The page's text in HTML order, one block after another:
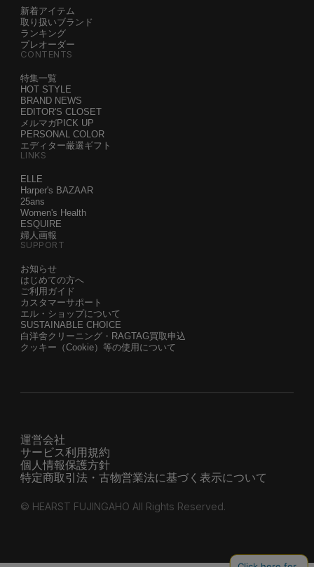
新着アイテム
取り扱いブランド
ランキング
プレオーダー
CONTENTS
特集一覧
HOT STYLE
BRAND NEWS
EDITOR'S CLOSET
メルマガPICK UP
PERSONAL COLOR
エディター厳選ギフト
LINKS
ELLE
Harper's BAZAAR
25ans
Women's Health
ESQUIRE
婦人画報
SUPPORT
お知らせ
はじめての方へ
ご利用ガイド
カスタマーサポート
エル・ショップについて
SUSTAINABLE CHOICE
白洋舍クリーニング・RAGTAG買取申込
クッキー（Cookie）等の使用について
運営会社
サービス利用規約
個人情報保護方針
特定商取引法・古物営業法に基づく表示について
© HEARST FUJINGAHO All Rights Reserved.